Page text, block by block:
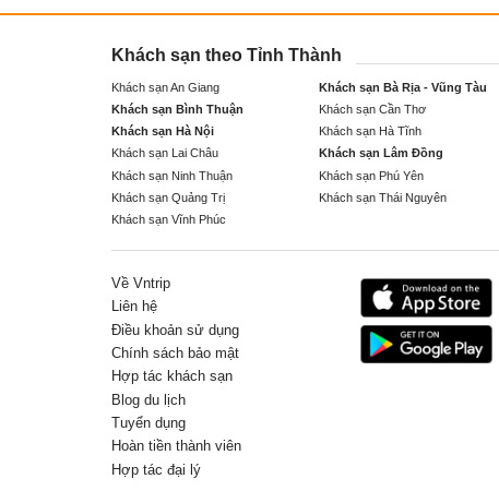
Khách sạn theo Tỉnh Thành
Khách sạn An Giang Khách sạn Bà Rịa - Vũng Tàu
Khách sạn Bình Thuận
Khách sạn Cần Thơ
Khách sạn Hà Nội
Khách sạn Hà Tĩnh
Khách sạn Lai Châu
Khách sạn Lâm Đồng
Khách sạn Ninh Thuận
Khách sạn Phú Yên
Khách sạn Quảng Trị
Khách sạn Thái Nguyên
Khách sạn Vĩnh Phúc
Về Vntrip
Liên hệ
Điều khoản sử dụng
Chính sách bảo mật
Hợp tác khách sạn
Blog du lịch
Tuyển dụng
Hoàn tiền thành viên
Hợp tác đại lý